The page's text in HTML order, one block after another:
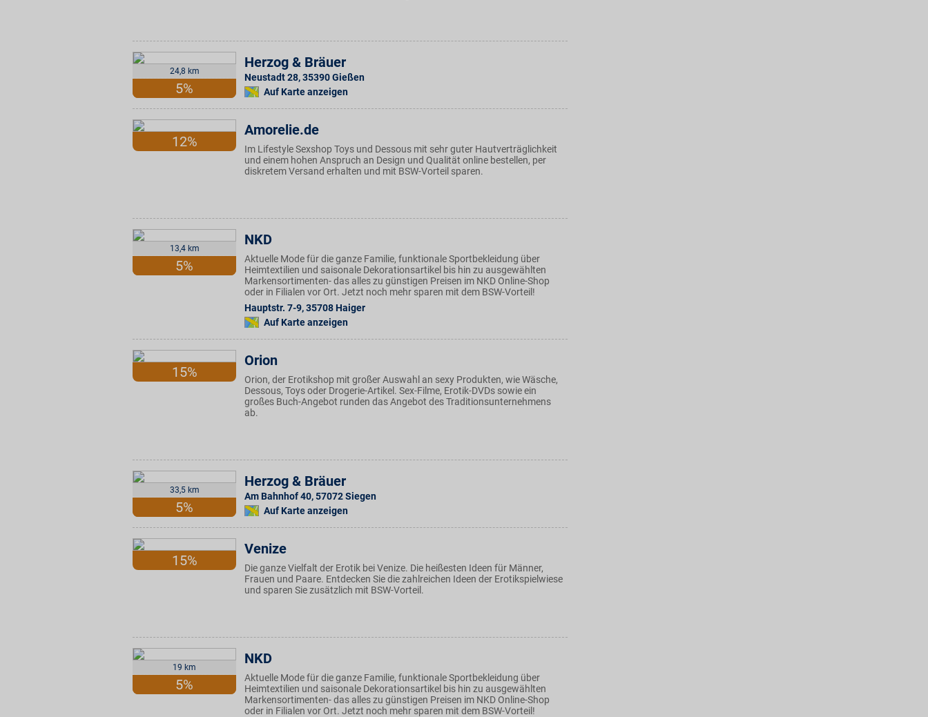
24,8 km
5%
Herzog & Bräuer
Neustadt 28,35390Gießen
Auf Karte anzeigen
12%
Amorelie.de
Im Lifestyle Sexshop Toys und Dessous mit sehr guter Hautverträglichkeit
und einem hohen Anspruch an Design und Qualität online bestellen, per
diskretem Versand erhalten und mit BSW-Vorteil sparen.
13,4 km
5%
NKD
Aktuelle Mode für die ganze Familie, funktionale Sportbekleidung über
Heimtextilien und saisonale Dekorationsartikel bis hin zu ausgewählten
Markensortimenten- das alles zu günstigen Preisen im NKD Online-Shop
oder in Filialen vor Ort. Jetzt noch mehr sparen mit dem BSW-Vorteil!
Hauptstr. 7-9,35708 Haiger
Auf Karte anzeigen
15%
Orion
Orion, der Erotikshop mit großer Auswahl an sexy Produkten, wie Wäsche,
Dessous, Toys oder Drogerie-Artikel. Sex-Filme, Erotik-DVDs sowie ein
großes Buch-Angebot runden das Angebot des Traditionsunternehmens
ab.
33,5 km
5%
Herzog & Bräuer
Am Bahnhof 40,57072Siegen
Auf Karte anzeigen
15%
Venize
Die ganze Vielfalt der Erotik bei Venize. Die heißesten Ideen für Männer,
Frauen und Paare. Entdecken Sie die zahlreichen Ideen der Erotikspielwiese
und sparen Sie zusätzlich mit BSW-Vorteil.
19 km
5%
NKD
Aktuelle Mode für die ganze Familie, funktionale Sportbekleidung über
Heimtextilien und saisonale Dekorationsartikel bis hin zu ausgewählten
Markensortimenten- das alles zu günstigen Preisen im NKD Online-Shop
oder in Filialen vor Ort. Jetzt noch mehr sparen mit dem BSW-Vorteil!